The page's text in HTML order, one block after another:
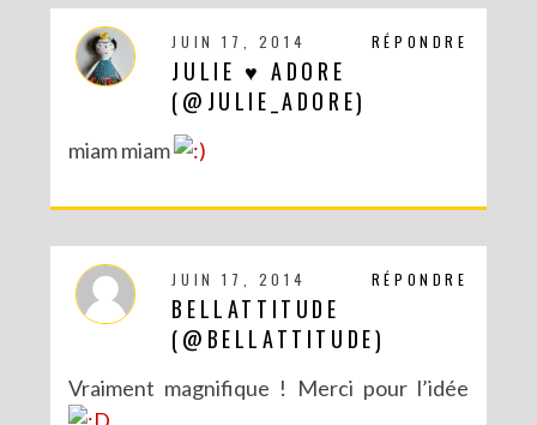
DIY MES CORBEILLES DE BUREAU DENTELLÉES
RÉPONDRE
JUIN 17, 2014
JULIE ♥ ADORE
(@JULIE_ADORE)
miam miam
RÉPONDRE
JUIN 17, 2014
BELLATTITUDE
(@BELLATTITUDE)
Vraiment magnifique ! Merci pour l’idée